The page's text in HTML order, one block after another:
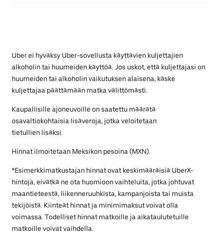
Uber ei hyväksy Uber-sovellusta käyttävien kuljettajien
alkoholin tai huumeiden käyttöä. Jos uskot, että kuljettajasi on
huumeiden tai alkoholin vaikutuksen alaisena, käske
kuljettajaa päättämään matka välittömästi.
Kaupallisille ajoneuvoille on saatettu määrätä
osavaltiokohtaisia lisäveroja, jotka veloitetaan
tietullien lisäksi.
Hinnat ilmoitetaan Meksikon pesoina (MXN).
*Esimerkkimatkustajan hinnat ovat keskimääräisiä UberX-
hintoja, eivätkä ne ota huomioon vaihteluita, jotka johtuvat
maantieteestä, liikenneruuhkista, kampanjoista tai muista
tekijöistä. Kiinteät hinnat ja minimimaksut voivat olla
voimassa. Todelliset hinnat matkoille ja aikataulutetuille
matkoille voivat vaihdella.